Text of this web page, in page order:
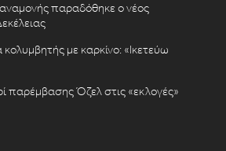
παραδόθηκε ο νέος
με καρκίνο: «Ικετεύω
παρέμβασης Όζελ στις «εκλογές»